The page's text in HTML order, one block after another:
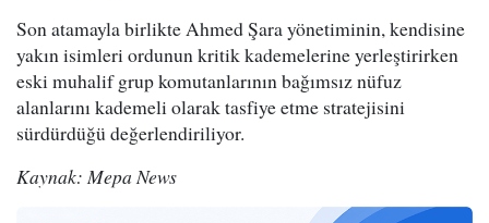
Son atamayla birlikte Ahmed Şara yönetiminin, kendisine
yakın isimleri ordunun kritik kademelerine yerleştirirken
eski muhalif grup komutanlarının bağımsız nüfuz
alanlarını kademeli olarak tasfiye etme stratejisini
sürdürdüğü değerlendiriliyor.
Kaynak: Mepa News